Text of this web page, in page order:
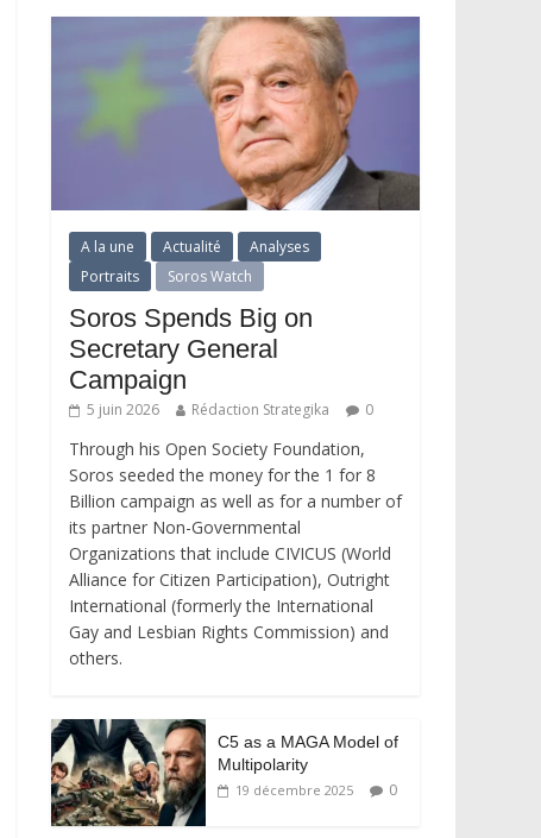
A la une Actualité
Analyses
Portraits
Soros Watch
Soros Spends Big on
Secretary General
Campaign
5 juin 2026 Rédaction Strategika 0
Through his Open Society Foundation,
Soros seeded the money for the 1 for 8
Billion campaign as well as for a number of
its partner Non-Governmental
Organizations that include CIVICUS (World
Alliance for Citizen Participation), Outright
International (formerly the International
Gay and Lesbian Rights Commission) and
others.
C5 as a MAGA Model of
Multipolarity
19 décembre 2025 0